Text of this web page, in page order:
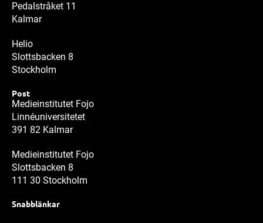
Pedalstråket 11
Kalmar
Helio
Slottsbacken 8
Stockholm
Post
Medieinstitutet Fojo
Linnéuniversitetet
391 82 Kalmar
Medieinstitutet Fojo
Slottsbacken 8
111 30 Stockholm
Snabblänkar